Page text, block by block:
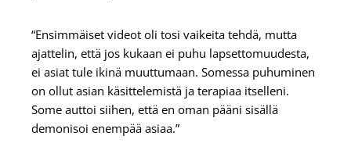
“Ensimmäiset videot oli tosi vaikeita tehdä, mutta
ajattelin, että jos kukaan ei puhu lapsettomuudesta,
ei asiat tule ikinä muuttumaan. Somessa puhuminen
on ollut asian käsittelemistä ja terapiaa itselleni.
Some auttoi siihen, että en oman pääni sisällä
demonisoi enempää asiaa.”